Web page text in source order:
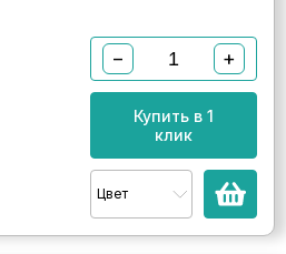
− +
Купить в 1
клик
Цвет